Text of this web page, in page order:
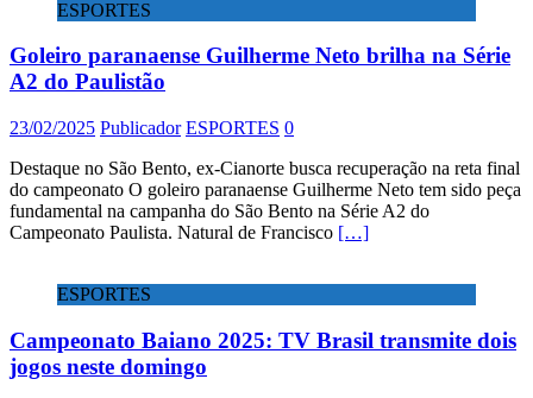
ESPORTES
Goleiro paranaense Guilherme Neto brilha na Série
A2 do Paulistão
23/02/2025 Publicador ESPORTES 0
Destaque no São Bento, ex-Cianorte busca recuperação na reta final
do campeonato O goleiro paranaense Guilherme Neto tem sido peça
fundamental na campanha do São Bento na Série A2 do
Campeonato Paulista. Natural de Francisco […]
ESPORTES
Campeonato Baiano 2025: TV Brasil transmite dois
jogos neste domingo